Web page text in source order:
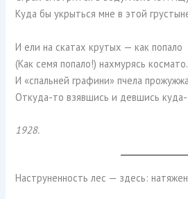
Куда бы укрыться мне в этой
И ели на скатах крутых — как попало
(Как семя попало!) нахмурясь космато.
И «спальней графини» пчела
Откуда-то взявшись и девшись
1928.
Наструненность лес — здесь: